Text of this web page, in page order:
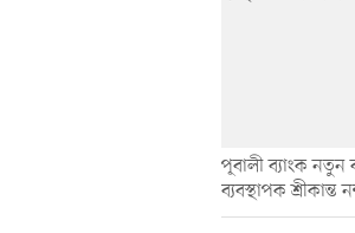
পূবালী ব্যাংক নতুন
ব্যবস্থাপক শ্রীকান্ত